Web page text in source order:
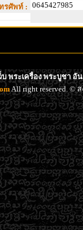
รศัพท์ : 0645427985
พระเครื่อง พระบูชา
All right reserved. ©